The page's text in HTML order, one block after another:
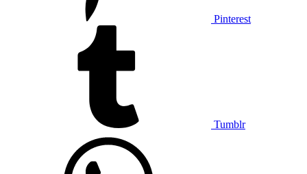
Pinterest
Tumblr